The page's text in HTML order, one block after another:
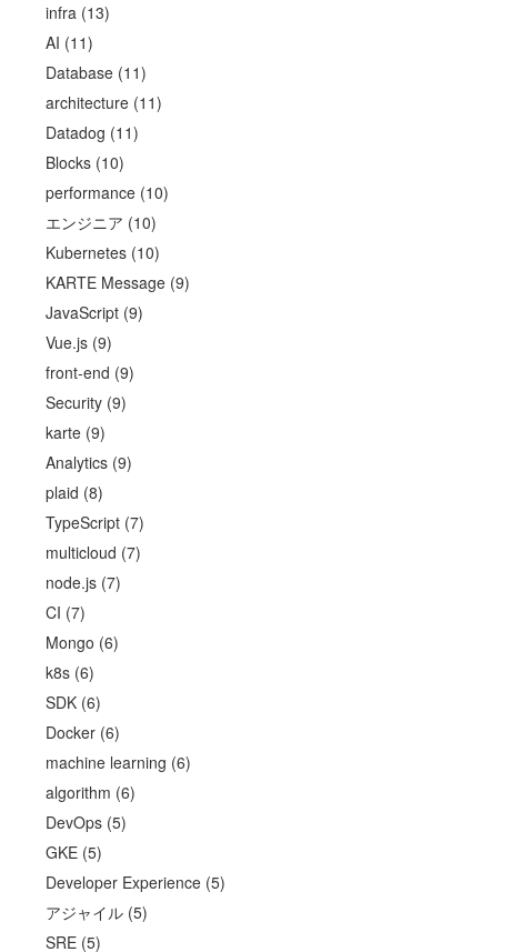
infra (13)
AI (11)
Database (11)
architecture (11)
Datadog (11)
Blocks (10)
performance (10)
エンジニア (10)
Kubernetes (10)
KARTE Message (9)
JavaScript (9)
Vue.js (9)
front-end (9)
Security (9)
karte (9)
Analytics (9)
plaid (8)
TypeScript (7)
multicloud (7)
node.js (7)
CI (7)
Mongo (6)
k8s (6)
SDK (6)
Docker (6)
machine learning (6)
algorithm (6)
DevOps (5)
GKE (5)
Developer Experience (5)
アジャイル (5)
SRE (5)